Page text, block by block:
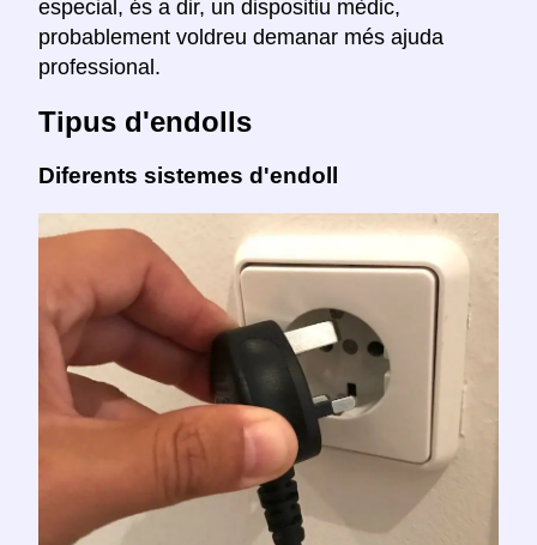
especial, és a dir, un dispositiu mèdic,
probablement voldreu demanar més ajuda
professional.
Tipus d'endolls
Diferents sistemes d'endoll